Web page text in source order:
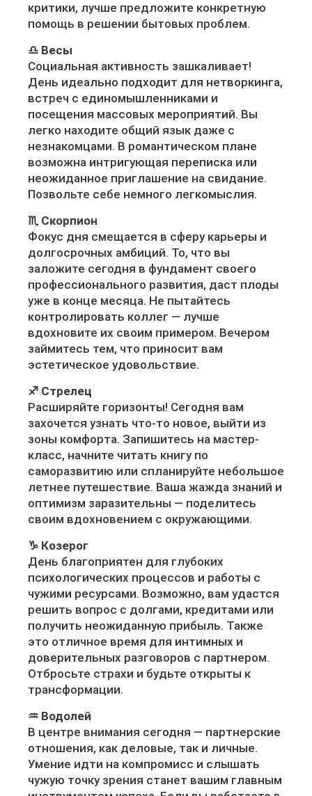
критики, лучше предложите конкретную
помощь в решении бытовых проблем.
♎ Весы
Социальная активность зашкаливает!
День идеально подходит для нетворкинга,
встреч с единомышленниками и
посещения массовых мероприятий. Вы
легко находите общий язык даже с
незнакомцами. В романтическом плане
возможна интригующая переписка или
неожиданное приглашение на свидание.
Позвольте себе немного легкомыслия.
♏ Скорпион
Фокус дня смещается в сферу карьеры и
долгосрочных амбиций. То, что вы
заложите сегодня в фундамент своего
профессионального развития, даст плоды
уже в конце месяца. Не пытайтесь
контролировать коллег — лучше
вдохновите их своим примером. Вечером
займитесь тем, что приносит вам
эстетическое удовольствие.
♐ Стрелец
Расширяйте горизонты! Сегодня вам
захочется узнать что-то новое, выйти из
зоны комфорта. Запишитесь на мастер-
класс, начните читать книгу по
саморазвитию или спланируйте небольшое
летнее путешествие. Ваша жажда знаний и
оптимизм заразительны — поделитесь
своим вдохновением с окружающими.
♑ Козерог
День благоприятен для глубоких
психологических процессов и работы с
чужими ресурсами. Возможно, вам удастся
решить вопрос с долгами, кредитами или
получить неожиданную прибыль. Также
это отличное время для интимных и
доверительных разговоров с партнером.
Отбросьте страхи и будьте открыты к
трансформации.
♒ Водолей
В центре внимания сегодня — партнерские
отношения, как деловые, так и личные.
Умение идти на компромисс и слышать
чужую точку зрения станет вашим главным